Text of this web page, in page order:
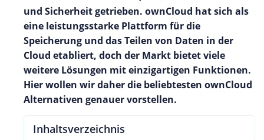
und Sicherheit getrieben. ownCloud hat sich als
eine leistungsstarke Plattform für die
Speicherung und das Teilen von Daten in der
Cloud etabliert, doch der Markt bietet viele
weitere Lösungen mit einzigartigen Funktionen.
Hier wollen wir daher die beliebtesten ownCloud
Alternativen genauer vorstellen.
Inhaltsverzeichnis